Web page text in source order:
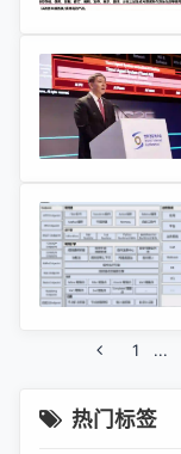
1 ...
热门标签